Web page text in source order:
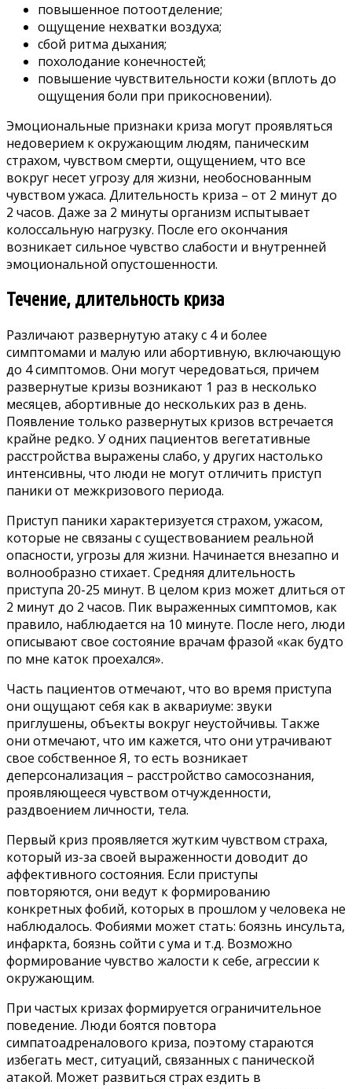
повышенное потоотделение;
ощущение нехватки воздуха;
сбой ритма дыхания;
похолодание конечностей;
повышение чувствительности кожи (вплоть до
ощущения боли при прикосновении).
Эмоциональные признаки криза могут проявляться
недоверием к окружающим людям, паническим
страхом, чувством смерти, ощущением, что все
вокруг несет угрозу для жизни, необоснованным
чувством ужаса. Длительность криза – от 2 минут до
2 часов. Даже за 2 минуты организм испытывает
колоссальную нагрузку. После его окончания
возникает сильное чувство слабости и внутренней
эмоциональной опустошенности.
Течение, длительность криза
Различают развернутую атаку с 4 и более
симптомами и малую или абортивную, включающую
до 4 симптомов. Они могут чередоваться, причем
развернутые кризы возникают 1 раз в несколько
месяцев, абортивные до нескольких раз в день.
Появление только развернутых кризов встречается
крайне редко. У одних пациентов вегетативные
расстройства выражены слабо, у других настолько
интенсивны, что люди не могут отличить приступ
паники от межкризового периода.
Приступ паники характеризуется страхом, ужасом,
которые не связаны с существованием реальной
опасности, угрозы для жизни. Начинается внезапно и
волнообразно стихает. Средняя длительность
приступа 20-25 минут. В целом криз может длиться от
2 минут до 2 часов. Пик выраженных симптомов, как
правило, наблюдается на 10 минуте. После него, люди
описывают свое состояние врачам фразой «как будто
по мне каток проехался».
Часть пациентов отмечают, что во время приступа
они ощущают себя как в аквариуме: звуки
приглушены, объекты вокруг неустойчивы. Также
они отмечают, что им кажется, что они утрачивают
свое собственное Я, то есть возникает
деперсонализация – расстройство самосознания,
проявляющееся чувством отчужденности,
раздвоением личности, тела.
Первый криз проявляется жутким чувством страха,
который из-за своей выраженности доводит до
аффективного состояния. Если приступы
повторяются, они ведут к формированию
конкретных фобий, которых в прошлом у человека не
наблюдалось. Фобиями может стать: боязнь инсульта,
инфаркта, боязнь сойти с ума и т.д. Возможно
формирование чувство жалости к себе, агрессии к
окружающим.
При частых кризах формируется ограничительное
поведение. Люди боятся повтора
симпатоадреналового криза, поэтому стараются
избегать мест, ситуаций, связанных с панической
атакой. Может развиться страх ездить в